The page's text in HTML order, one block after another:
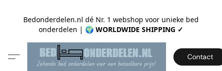
Bedonderdelen.nl dé Nr. 1 webshop voor unieke bed
onderdelen | 🌍 WORLDWIDE SHIPPING ✓
Contact